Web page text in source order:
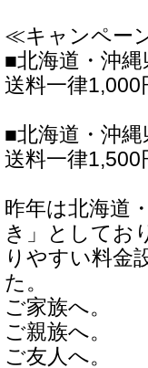
≪キャンペー
■北海道・沖
送料一律1,000
■北海道・沖縄
送料一律1,500
昨年は北海道
き」としてお
りやすい料金
た。
ご家族へ。
ご親族へ。
ご友人へ。